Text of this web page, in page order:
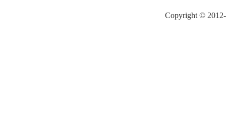
Copyright ©